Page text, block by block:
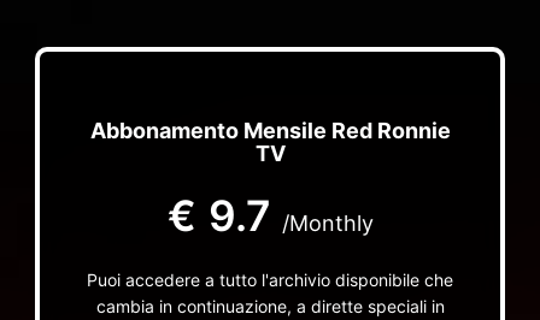
Abbonamento Mensile Red Ronnie
TV
€ 9.7 /Monthly
Puoi accedere a tutto l'archivio disponibile che
cambia in continuazione, a dirette speciali in